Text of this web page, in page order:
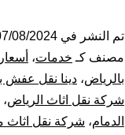
تم النشر في 08/2024
مصنف كـ خدمات،
بالرياض، دينا نقل عفش
شركة نقل اثاث الرياض،
الدمام، شركة نقل اثاث